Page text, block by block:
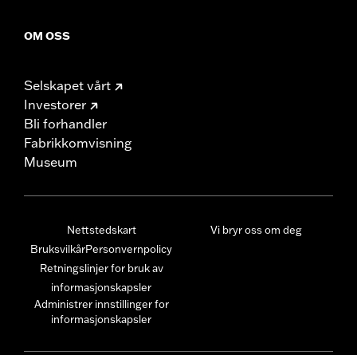
OM OSS
Selskapet vårt
Investorer
Bli forhandler
Fabrikkomvisning
Museum
Nettstedskart
BruksvilkårPersonvernpolicy
Retningslinjer for bruk av
informasjonskapsler
Administrer innstillinger for
informasjonskapsler
Vi bryr oss om deg